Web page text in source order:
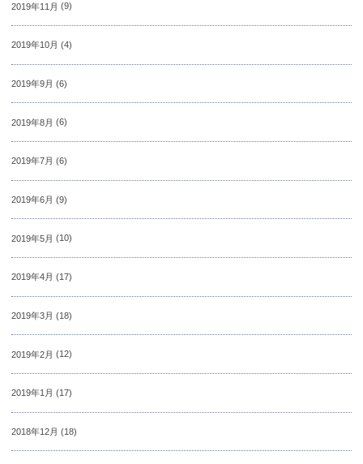
2019年11月 (9)
2019年10月 (4)
2019年9月 (6)
2019年8月 (6)
2019年7月 (6)
2019年6月 (9)
2019年5月 (10)
2019年4月 (17)
2019年3月 (18)
2019年2月 (12)
2019年1月 (17)
2018年12月 (18)